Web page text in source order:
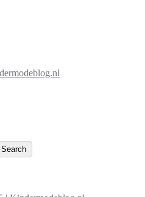
Z
o
Search